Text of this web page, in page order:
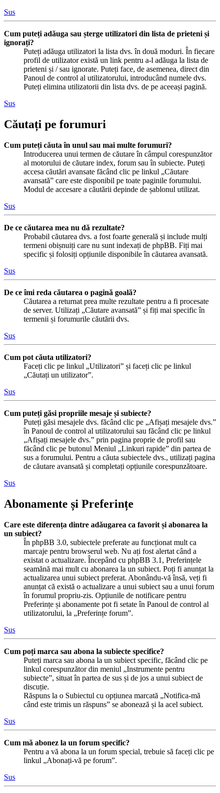
Sus
Cum puteți adăuga sau șterge utilizatori din lista de prieteni și
ignorați?
Puteți adăuga utilizatori la lista dvs. în două moduri. În fiecare
profil de utilizator există un link pentru a-l adăuga la lista de
prieteni și / sau ignorate. Puteți face, de asemenea, direct din
Panoul de control al utilizatorului, introducând numele dvs.
Puteți elimina utilizatorii din lista dvs. de pe aceeași pagină.
Sus
Căutați pe forumuri
Cum puteți căuta în unul sau mai multe forumuri?
Introducerea unui termen de căutare în câmpul corespunzător
al motorului de căutare index, forum sau în subiecte. Puteți
accesa căutări avansate făcând clic pe linkul „Căutare
avansată” care este disponibil pe toate paginile forumului.
Modul de accesare a căutării depinde de șablonul utilizat.
Sus
De ce căutarea mea nu dă rezultate?
Probabil căutarea dvs. a fost foarte generală și include mulți
termeni obișnuiți care nu sunt indexați de phpBB. Fiți mai
specific și folosiți opțiunile disponibile în căutarea avansată.
Sus
De ce îmi reda căutarea o pagină goală?
Căutarea a returnat prea multe rezultate pentru a fi procesate
de server. Utilizați „Căutare avansată” și fiți mai specific în
termenii și forumurile căutării dvs.
Sus
Cum pot căuta utilizatori?
Faceți clic pe linkul „Utilizatori” și faceți clic pe linkul
„Căutați un utilizator”.
Sus
Cum puteți găsi propriile mesaje și subiecte?
Puteți găsi mesajele dvs. făcând clic pe „Afișați mesajele dvs.”
în Panoul de control al utilizatorului sau făcând clic pe linkul
„Afișați mesajele dvs.” prin pagina proprie de profil sau
făcând clic pe butonul Meniul „Linkuri rapide” din partea de
sus a forumului. Pentru a căuta subiectele dvs., utilizați pagina
de căutare avansată și completați opțiunile corespunzătoare.
Sus
Abonamente și Preferințe
Care este diferența dintre adăugarea ca favorit și abonarea la
un subiect?
În phpBB 3.0, subiectele preferate au funcționat mult ca
marcaje pentru browserul web. Nu ați fost alertat când a
existat o actualizare. Începând cu phpBB 3.1, Preferințele
seamănă mai mult cu abonarea la un subiect. Poți fi anunțat la
actualizarea unui subiect preferat. Abonându-vă însă, veți fi
anunțat că există o actualizare a unui subiect sau a unui forum
în forumul propriu-zis. Opțiunile de notificare pentru
Preferințe și abonamente pot fi setate în Panoul de control al
utilizatorului, la „Preferințe forum”.
Sus
Cum poți marca sau abona la subiecte specifice?
Puteți marca sau abona la un subiect specific, făcând clic pe
linkul corespunzător din meniul „Instrumente pentru
subiecte”, situat în partea de sus și de jos a unui subiect de
discuție.
Răspuns la o Subiectul cu opțiunea marcată „Notifica-mă
când este trimis un răspuns” se abonează și la acel subiect.
Sus
Cum mă abonez la un forum specific?
Pentru a vă abona la un forum special, trebuie să faceți clic pe
linkul „Abonați-vă pe forum”.
Sus